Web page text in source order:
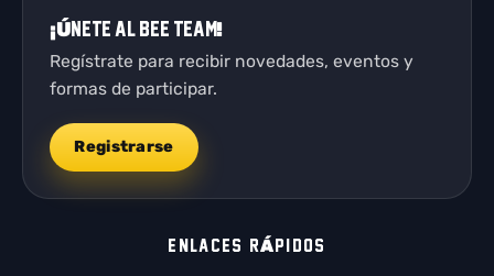
¡Únete al Bee Team!
Regístrate para recibir novedades, eventos y
formas de participar.
Registrarse
ENLACES RÁPIDOS